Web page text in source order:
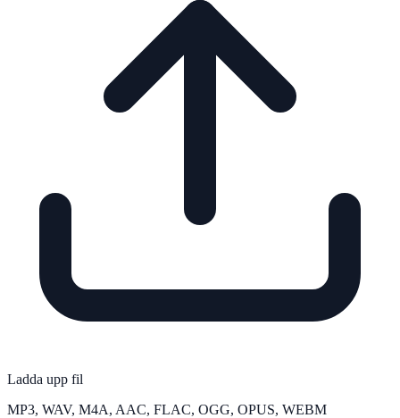
Ladda upp fil
MP3, WAV, M4A, AAC, FLAC, OGG, OPUS, WEBM